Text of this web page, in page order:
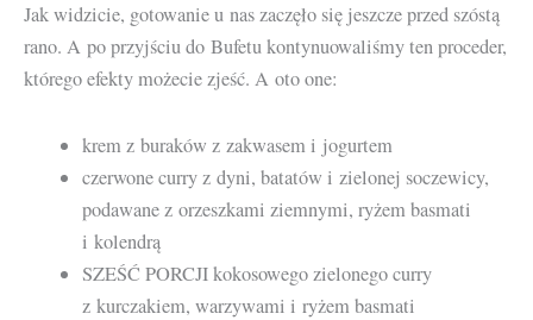
Jak widzicie, gotowanie u nas zaczęło się jeszcze przed szóstą
rano. A po przyjściu do Bufetu kontynuowaliśmy ten proceder,
którego efekty możecie zjeść. A oto one:
krem z buraków z zakwasem i jogurtem
czerwone curry z dyni, batatów i zielonej soczewicy,
podawane z orzeszkami ziemnymi, ryżem basmati
i kolendrą
SZEŚĆ PORCJI kokosowego zielonego curry
z kurczakiem, warzywami i ryżem basmati